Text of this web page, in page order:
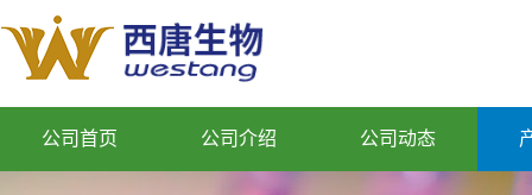
公司首页 公司介绍 公司动态